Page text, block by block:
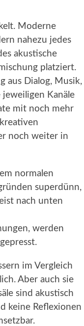
Moderne
nahezu jedes
akustische
platziert.
aus Dialog, Musik,
Kanäle
mit noch mehr
noch weiter in
normalen
superdünn,
nach unten
werden
im Vergleich
Aber auch sie
sind akustisch
keine Reflexionen